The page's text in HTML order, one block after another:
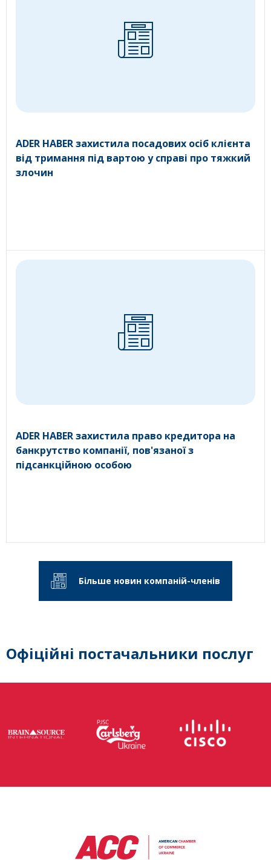
ADER HABER захистила посадових осіб клієнта
від тримання під вартою у справі про тяжкий
злочин
ADER HABER захистила право кредитора на
банкрутство компанії, пов'язаної з
підсанкційною особою
Більше новин компаній-членів
Офіційні постачальники послуг